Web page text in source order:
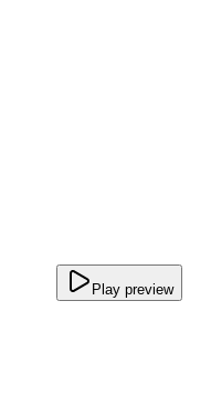
Play preview